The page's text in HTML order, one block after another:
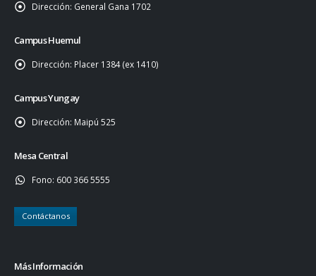
Dirección: General Gana 1702
Campus Huemul
Dirección: Placer 1384 (ex 1410)
Campus Yungay
Dirección: Maipú 525
Mesa Central
Fono: 600 366 5555
Contáctanos
Más Información